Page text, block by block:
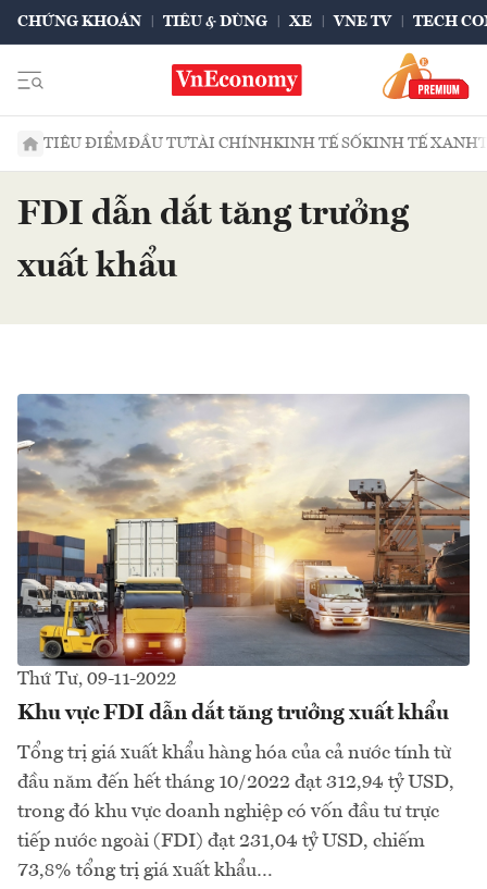
CHỨNG KHOÁN TIÊU & DÙNG XE VNE TV TECH
TIÊU ĐIỂMĐẦU TƯTÀI CHÍNHKINH TẾ SỐKINH TẾ XANH
FDI dẫn dắt tăng trưởng
xuất khẩu
Thứ Tư, 09-11-2022
Khu vực FDI dẫn dắt tăng trưởng xuất khẩu
Tổng trị giá xuất khẩu hàng hóa của cả nước tính từ
đầu năm đến hết tháng 10/2022 đạt 312,94 tỷ USD,
trong đó khu vực doanh nghiệp có vốn đầu tư trực
tiếp nước ngoài (FDI) đạt 231,04 tỷ USD, chiếm
73,8% tổng trị giá xuất khẩu…